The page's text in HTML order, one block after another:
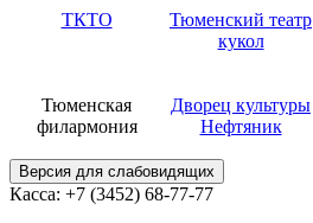
ТКТО
Тюменский театр
кукол
Тюменская
филармония
Дворец культуры
Нефтяник
Версия для слабовидящих
Касса: +7 (3452) 68-77-77